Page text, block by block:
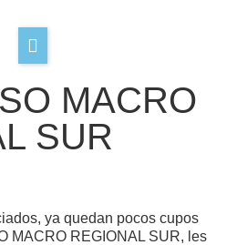
MACRO
SUR
ya quedan pocos cupos
MACRO REGIONAL SUR, les